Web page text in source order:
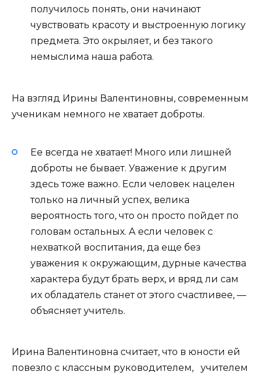
получилось понять, они начинают
чувствовать красоту и выстроенную логику
предмета. Это окрыляет, и без такого
немыслима наша работа.
На взгляд Ирины Валентиновны, современным
ученикам немного не хватает доброты.
Ее всегда не хватает! Много или лишней
доброты не бывает. Уважение к другим
здесь тоже важно. Если человек нацелен
только на личный успех, велика
вероятность того, что он просто пойдет по
головам остальных. А если человек с
нехваткой воспитания, да еще без
уважения к окружающим, дурные качества
характера будут брать верх, и вряд ли сам
их обладатель станет от этого счастливее, —
объясняет учитель.
Ирина Валентиновна считает, что в юности ей
повезло с классным руководителем, учителем